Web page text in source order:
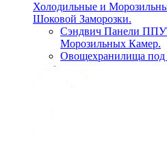
Холодильные и
Шоковой Заморозки.
Сэндвич Панели
Морозильных Камер.
Овощехранилища